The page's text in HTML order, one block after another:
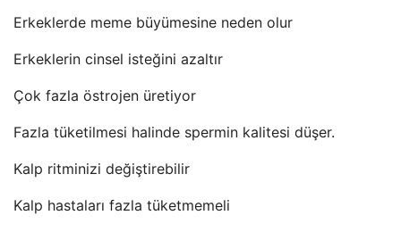
Erkeklerde meme büyümesine neden olur
Erkeklerin cinsel isteğini azaltır
Çok fazla östrojen üretiyor
Fazla tüketilmesi halinde spermin kalitesi düşer.
Kalp ritminizi değiştirebilir
Kalp hastaları fazla tüketmemeli